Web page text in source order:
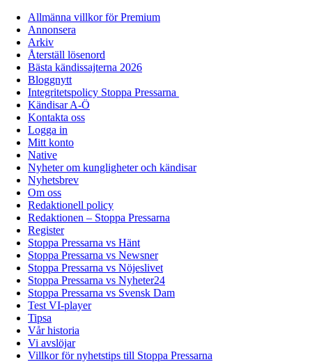
Allmänna villkor för Premium
Annonsera
Arkiv
Återställ lösenord
Bästa kändissajterna 2026
Bloggnytt
Integritetspolicy Stoppa Pressarna
Kändisar A-Ö
Kontakta oss
Logga in
Mitt konto
Native
Nyheter om kungligheter och kändisar
Nyhetsbrev
Om oss
Redaktionell policy
Redaktionen – Stoppa Pressarna
Register
Stoppa Pressarna vs Hänt
Stoppa Pressarna vs Newsner
Stoppa Pressarna vs Nöjeslivet
Stoppa Pressarna vs Nyheter24
Stoppa Pressarna vs Svensk Dam
Test VI-player
Tipsa
Vår historia
Vi avslöjar
Villkor för nyhetstips till Stoppa Pressarna